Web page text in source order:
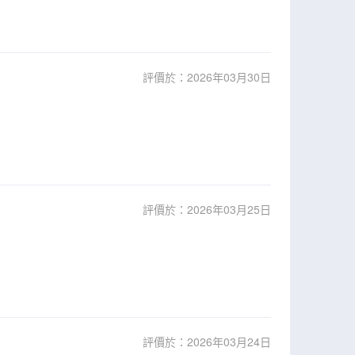
評價於：2026年03月30日
評價於：2026年03月25日
評價於：2026年03月24日